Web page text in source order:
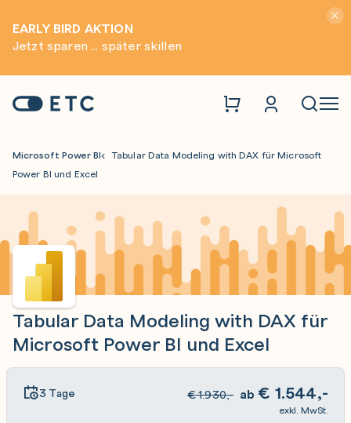
EARLY BIRD AKTION
Jetzt sparen ... später skillen
Startseite: ETC
Microsoft Power BI
Tabular Data Modeling with DAX für Microsoft
Power BI und Excel
Tabular Data Modeling with DAX für
Microsoft Power BI und Excel
3 Tage €1.930,- ab € 1.544,-
exkl. MwSt.